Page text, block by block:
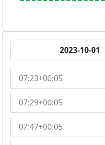
2023-10-01
07:23+00:05
07:29+00:05
07:47+00:05